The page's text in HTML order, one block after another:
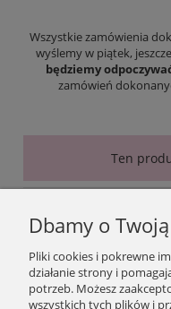
Wszystkie zamówienia
wyślemy w piątek,
będziemy
zamówień
Ten
Podaj swój adres e-
informacje o
Dbamy o
Pliki cookies i pokrewne
działanie strony i
potrzeb. Możesz
wszystkich tych plików i